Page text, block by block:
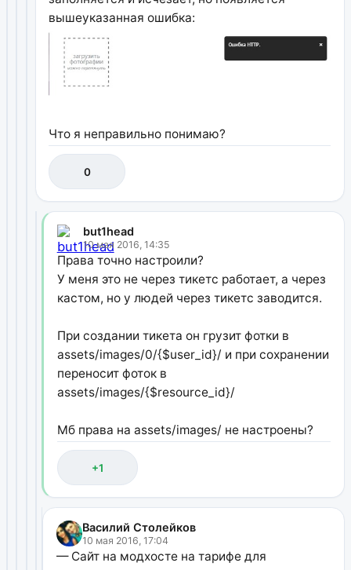
вышеуказанная ошибка:
Что я неправильно понимаю?
0
but1head
10 мая 2016, 14:35
Права точно настроили?
У меня это не через тикетс работает, а через
кастом, но у людей через тикетс заводится.
При создании тикета он грузит фотки в
assets/images/0/{$user_id}/ и при сохранении
переносит фоток в
assets/images/{$resource_id}/
Мб права на assets/images/ не настроены?
+1
Василий Столейков
10 мая 2016, 17:04
— Сайт на модхосте на тарифе для